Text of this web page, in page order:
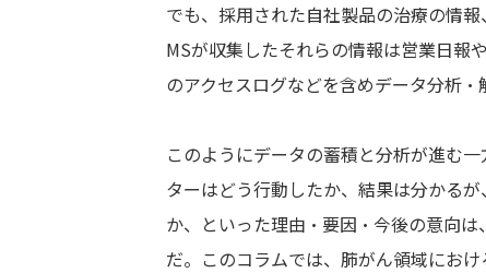
でも、採用された自社製品の治療の情
MSが収集したそれらの情報は営業日報
のアクセスログなどを含めデータ分析・
このようにデータの蓄積と分析が進む
ターはどう行動したか、結果は分かる
か、といった理由・要因・今後の意向
だ。このコラムでは、肺がん領域にお